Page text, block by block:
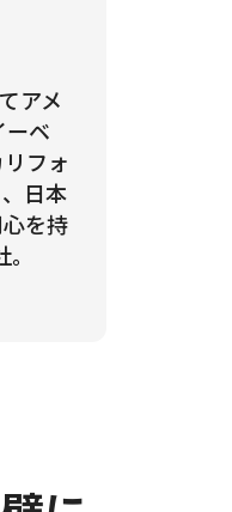
アメ
ーベ
フォ
日本
を持